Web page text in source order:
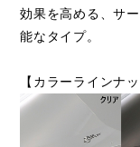
効果を高める、サ
能なタイプ。
【カラーラインナッ